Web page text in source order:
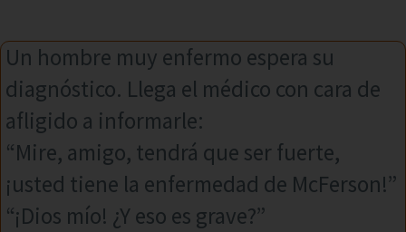
Un hombre muy enfermo espera su
diagnóstico. Llega el médico con cara de
afligido a informarle:
“Mire, amigo, tendrá que ser fuerte,
¡usted tiene la enfermedad de McFerson!”
“¡Dios mío! ¿Y eso es grave?”